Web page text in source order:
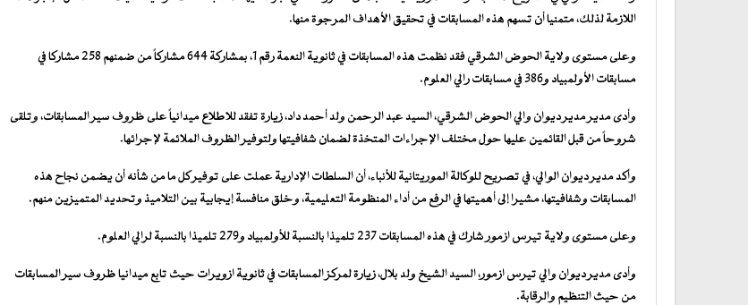
اللازمة لذلك، متمنيا أن تسهم هذه المسابقات في تحقيق الأهداف المرجوة منها.
وعلى مستوى ولاية الحوض الشرقي فقد نظمت هذه المسابقات في ثانوية النعمة رقم 1، بمشاركة 644 مشاركاً من ضمنهم 258 مشاركا في
مسابقات الأولمبياد و386 في مسابقات رالي العلوم.
وأدى مدير مدير ديوان والي الحوض الشرقي، السيد عبد الرحمن ولد أحمد داد، زيارة تفقد للاطلاع ميدانياً على ظروف سير المسابقات، وتلقى
شروحاً من قبل القائمين عليها حول مختلف الإجراءات المتخذة لضمان شفافيتها ولتوفير الظروف الملائمة لإجرائها.
وأكد مدير ديوان الوالي، في تصريح للوكالة الموريتانية للأنباء، أن السلطات الإدارية عملت على توفير كل ما من شأنه أن يضمن نجاح هذه
المسابقات وشفافيتها، مشيرا إلى أهميتها في الرفع من أداء المنظومة التعليمية، وخلق منافسة إيجابية بين التلاميذ وتحديد المتميزين منهم.
وعلى مستوى ولاية تيرس ازمور شارك في هذه المسابقات 237 تلميذا بالنسبة للأولمبياد و279 تلميذا بالنسبة لرالي العلوم.
وأدى مدير ديوان والي تيرس ازمور، السيد الشيخ ولد بلال، زيارة لمركز المسابقات في ثانوية ازويرات حيث تابع ميدانيا ظروف سير المسابقات
من حيث التنظيم والرقابة.